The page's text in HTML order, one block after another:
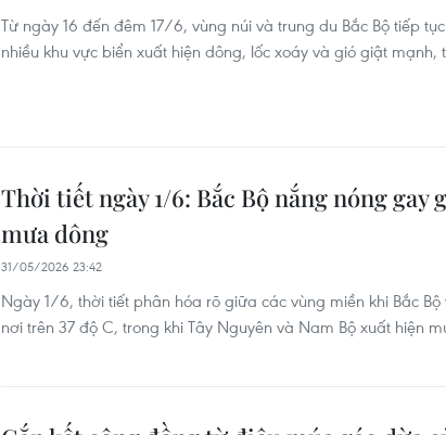
Từ ngày 16 đến đêm 17/6, vùng núi và trung du Bắc Bộ tiếp
nhiều khu vực biển xuất hiện dông, lốc xoáy và gió giật
Thời tiết ngày 1/6: Bắc Bộ nắng nóng gay
mưa dông
31/05/2026 23:42
Ngày 1/6, thời tiết phân hóa rõ giữa các vùng miền khi Bắc
nơi trên 37 độ C, trong khi Tây Nguyên và Nam Bộ xuất hiện